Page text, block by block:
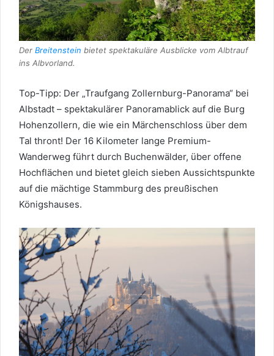
Der Breitenstein bietet spektakuläre Ausblicke vom Albtrauf
ins Albvorland.
Top-Tipp: Der „Traufgang Zollernburg-Panorama“ bei
Albstadt – spektakulärer Panoramablick auf die Burg
Hohenzollern, die wie ein Märchenschloss über dem
Tal thront! Der 16 Kilometer lange Premium-
Wanderweg führt durch Buchenwälder, über offene
Hochflächen und bietet gleich sieben Aussichtspunkte
auf die mächtige Stammburg des preußischen
Königshauses.